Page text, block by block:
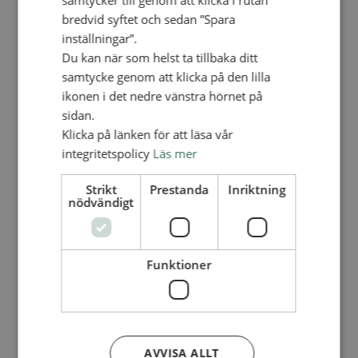
Integritetspolicy
Insamlingspolicy
Skattereduktion
Mot övergrepp – för en trygg miljö
Anti-korruptionspolicy
Klagomålshantering
Rapportera oegentligheter / Report
irregularities
Kalender
Lediga tjänster
SAU
OM OSS
LÄS, TITTA OCH LYSSNA
Tidningen Aktuellt + Årsboken
bredvid syftet och sedan ”Spara
inställningar”.
Du kan när som helst ta tillbaka ditt
samtycke genom att klicka på den lilla
ikonen i det nedre vänstra hörnet på
sidan.
Klicka på länken för att läsa vår
integritetspolicy Läs mer
Strikt
nödvändigt
Prestanda Inriktning
Funktioner
AVVISA ALLT